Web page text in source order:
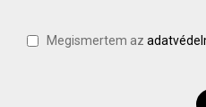
Megismertem az